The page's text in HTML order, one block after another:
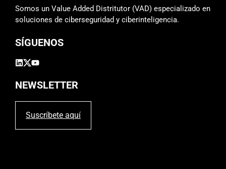
m
p
v
c
o
.
Somos un Value Added Distritutor (VAD) especializado en
soluciones de ciberseguridad y ciberinteligencia.
SÍGUENOS
NEWSLETTER
Suscríbete aquí